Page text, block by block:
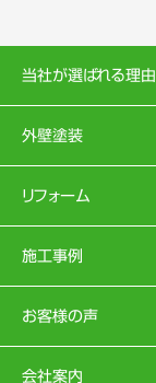
当社が選ばれる理由
外壁塗装
リフォーム
施工事例
お客様の声
会社案内